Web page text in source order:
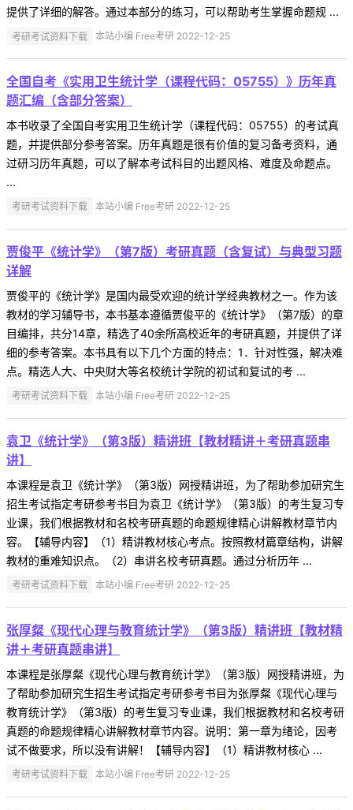
提供了详细的解答。通过本部分的练习，可以帮助考生掌握命题规 ...
考研考试资料下载 本站小编 Free考研 2022-12-25
全国自考《实用卫生统计学（课程代码：05755）》历年真
题汇编（含部分答案）
本书收录了全国自考实用卫生统计学（课程代码：05755）的考试真
题，并提供部分参考答案。历年真题是很有价值的复习备考资料，通
过研习历年真题，可以了解本考试科目的出题风格、难度及命题点。
...
考研考试资料下载 本站小编 Free考研 2022-12-25
贾俊平《统计学》（第7版）考研真题（含复试）与典型习题
详解
贾俊平的《统计学》是国内最受欢迎的统计学经典教材之一。作为该
教材的学习辅导书，本书基本遵循贾俊平的《统计学》（第7版）的章
目编排，共分14章，精选了40余所高校近年的考研真题，并提供了详
细的参考答案。本书具有以下几个方面的特点：1．针对性强，解决难
点。精选人大、中央财大等名校统计学院的初试和复试的考 ...
考研考试资料下载 本站小编 Free考研 2022-12-25
袁卫《统计学》（第3版）精讲班【教材精讲＋考研真题串
讲】
本课程是袁卫《统计学》（第3版）网授精讲班，为了帮助参加研究生
招生考试指定考研参考书目为袁卫《统计学》（第3版）的考生复习专
业课，我们根据教材和名校考研真题的命题规律精心讲解教材章节内
容。【辅导内容】（1）精讲教材核心考点。按照教材篇章结构，讲解
教材的重难知识点。（2）串讲名校考研真题。通过分析历年 ...
考研考试资料下载 本站小编 Free考研 2022-12-25
张厚粲《现代心理与教育统计学》（第3版）精讲班【教材精
讲＋考研真题串讲】
本课程是张厚粲《现代心理与教育统计学》（第3版）网授精讲班，为
了帮助参加研究生招生考试指定考研参考书目为张厚粲《现代心理与
教育统计学》（第3版）的考生复习专业课，我们根据教材和名校考研
真题的命题规律精心讲解教材章节内容。说明：第一章为绪论，因考
试不做要求，所以没有讲解！【辅导内容】（1）精讲教材核心 ...
考研考试资料下载 本站小编 Free考研 2022-12-25